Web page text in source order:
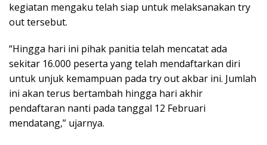
kegiatan mengaku telah siap untuk melaksanakan try
out tersebut.
“Hingga hari ini pihak panitia telah mencatat ada
sekitar 16.000 peserta yang telah mendaftarkan diri
untuk unjuk kemampuan pada try out akbar ini. Jumlah
ini akan terus bertambah hingga hari akhir
pendaftaran nanti pada tanggal 12 Februari
mendatang,” ujarnya.